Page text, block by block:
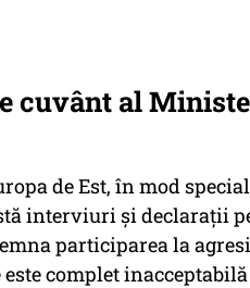
cuvânt al
de Est, în mod
interviuri și declarații
participarea la
complet